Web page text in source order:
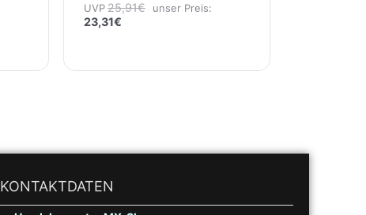
UVP25,91€ unser Preis:
23,31€
KONTAKTDATEN